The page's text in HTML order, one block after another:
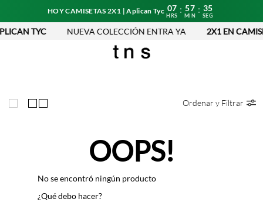
HOY CAMISETAS 2X1 | Aplican Tyc 07
HRS
: 57
MIN
: 35
SEG
TYC NUEVA COLECCIÓN ENTRA YA 2X1 EN
Ordenar y Filtrar
OOPS!
No se encontró ningún producto
¿Qué debo hacer?